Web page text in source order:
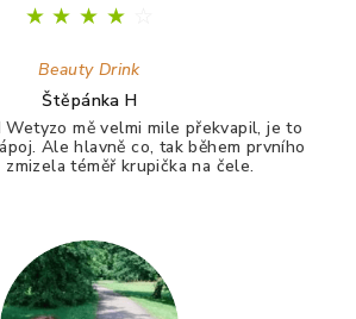
★ ★ ★ ★
Beauty Drink
Štěpánka H
mě velmi mile překvapil, je to
Ale hlavně co, tak během prvního
zmizela téměř krupička na čele.